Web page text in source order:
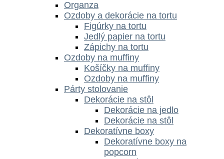
Organza
Ozdoby a dekorácie na tortu
Figúrky na tortu
Jedlý papier na tortu
Zápichy na tortu
Ozdoby na muffiny
Košíčky na muffiny
Ozdoby na muffiny
Párty stolovanie
Dekorácie na stôl
Dekorácie na jedlo
Dekorácie na stôl
Dekoratívne boxy
Dekoratívne boxy na
popcorn